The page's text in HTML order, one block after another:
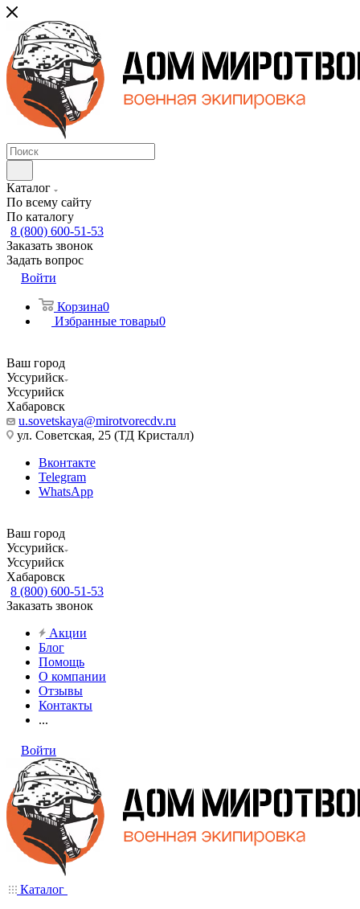
Каталог
По всему сайту
По каталогу
8 (800) 600-51-53
Заказать звонок
Задать вопрос
Войти
Корзина0
Избранные товары0
Ваш город
Уссурийск
Уссурийск
Хабаровск
u.sovetskaya@mirotvorecdv.ru
ул. Советская, 25 (ТД Кристалл)
Вконтакте
Telegram
WhatsApp
Ваш город
Уссурийск
Уссурийск
Хабаровск
8 (800) 600-51-53
Заказать звонок
Акции
Блог
Помощь
О компании
Отзывы
Контакты
...
Войти
Каталог